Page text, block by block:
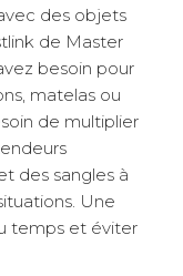
des objets
de Master
besoin pour
matelas ou
de multiplier
des sangles à
Une
temps et éviter